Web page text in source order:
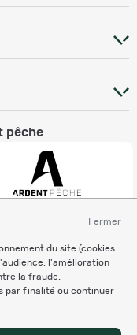
Fermer
du site (cookies
l'amélioration
la fraude.
par finalité ou continuer
pêche